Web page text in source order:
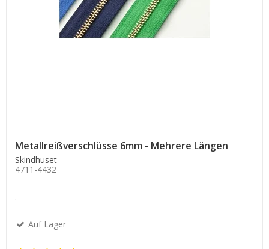
Metallreißverschlüsse 6mm - Mehrere Längen
Skindhuset
4711-4432
.
Auf Lager